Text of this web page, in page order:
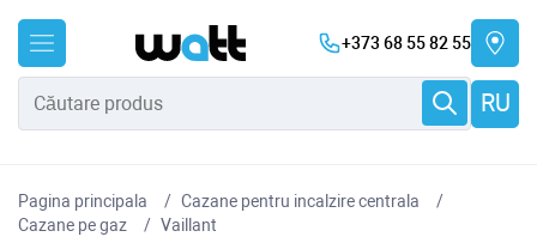
+373 68 55 82 55
RU
Pagina principala
Cazane pentru incalzire centrala
Cazane pe gaz
Vaillant